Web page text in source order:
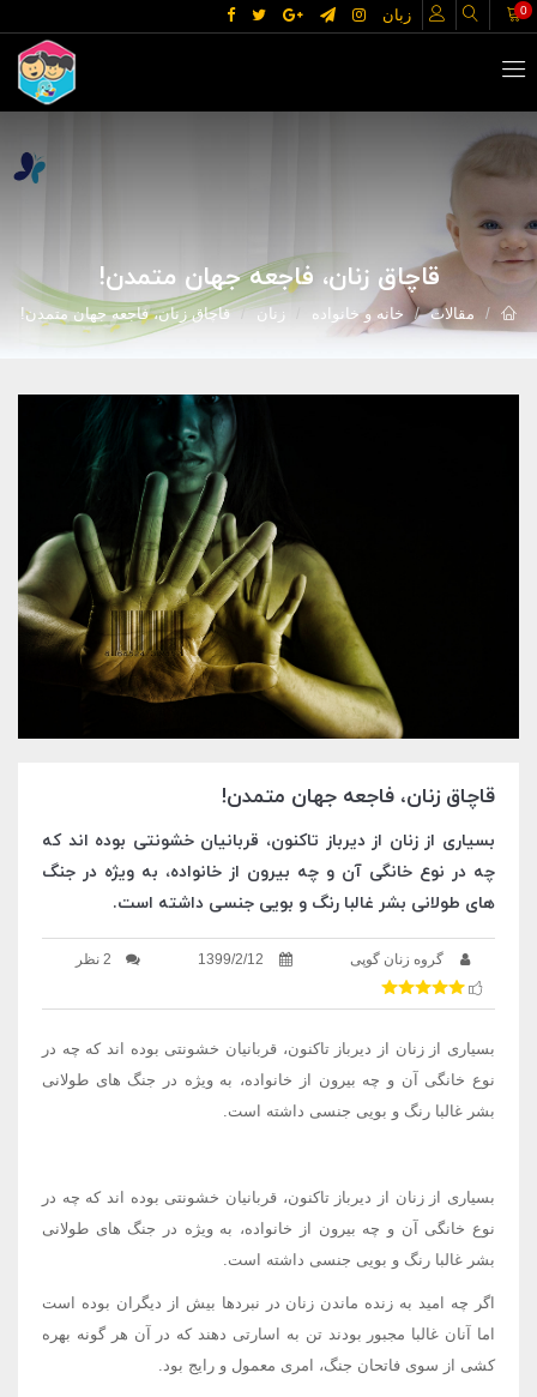
زبان 0
قاچاق زنان، فاجعه جهان متمدن!
مقالات خانه و خانواده زنان قاچاق زنان، فاجعه جهان متمدن!
قاچاق زنان، فاجعه جهان متمدن!
بسیاری از زنان از دیرباز تاکنون، قربانیان خشونتی بوده اند که
چه در نوع خانگی آن و چه بیرون از خانواده، به ویژه در جنگ
های طولانی بشر غالبا رنگ و بویی جنسی داشته است.
گروه زنان گوپی 1399/2/12 2 نظر
بسیاری از زنان از دیرباز تاکنون، قربانیان خشونتی بوده اند که چه در
نوع خانگی آن و چه بیرون از خانواده، به ویژه در جنگ های طولانی
بشر غالبا رنگ و بویی جنسی داشته است.
بسیاری از زنان از دیرباز تاکنون، قربانیان خشونتی بوده اند که چه در
نوع خانگی آن و چه بیرون از خانواده، به ویژه در جنگ های طولانی
بشر غالبا رنگ و بویی جنسی داشته است.
اگر چه امید به زنده ماندن زنان در نبردها بیش از دیگران بوده است
اما آنان غالبا مجبور بودند تن به اسارتی دهند که در آن هر گونه بهره
کشی از سوی فاتحان جنگ، امری معمول و رایج بود.